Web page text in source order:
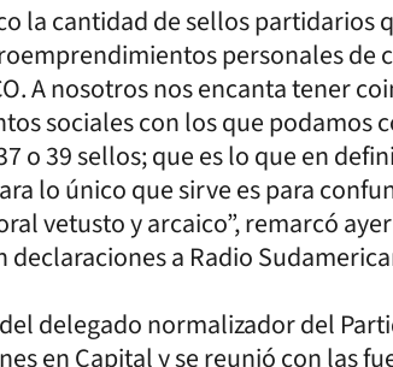
la cantidad de sellos partidarios
personales de
A nosotros nos encanta tener
sociales con los que podamos
o 39 sellos; que es lo que en
lo único que sirve es para
vetusto y arcaico”, remarcó
declaraciones a Radio
delegado normalizador del
en Capital y se reunió con las